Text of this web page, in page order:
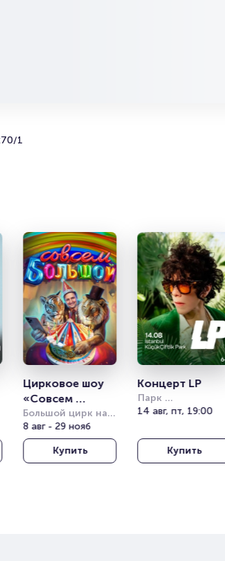
1
Цирковое шоу
«Совсем
большой»
Большой цирк на
проспекте
Вернадского
8 авг - 29 нояб
Купить
Концерт LP
Парк
Кучукчифтлик
14 авг, пт, 19:00
Купить